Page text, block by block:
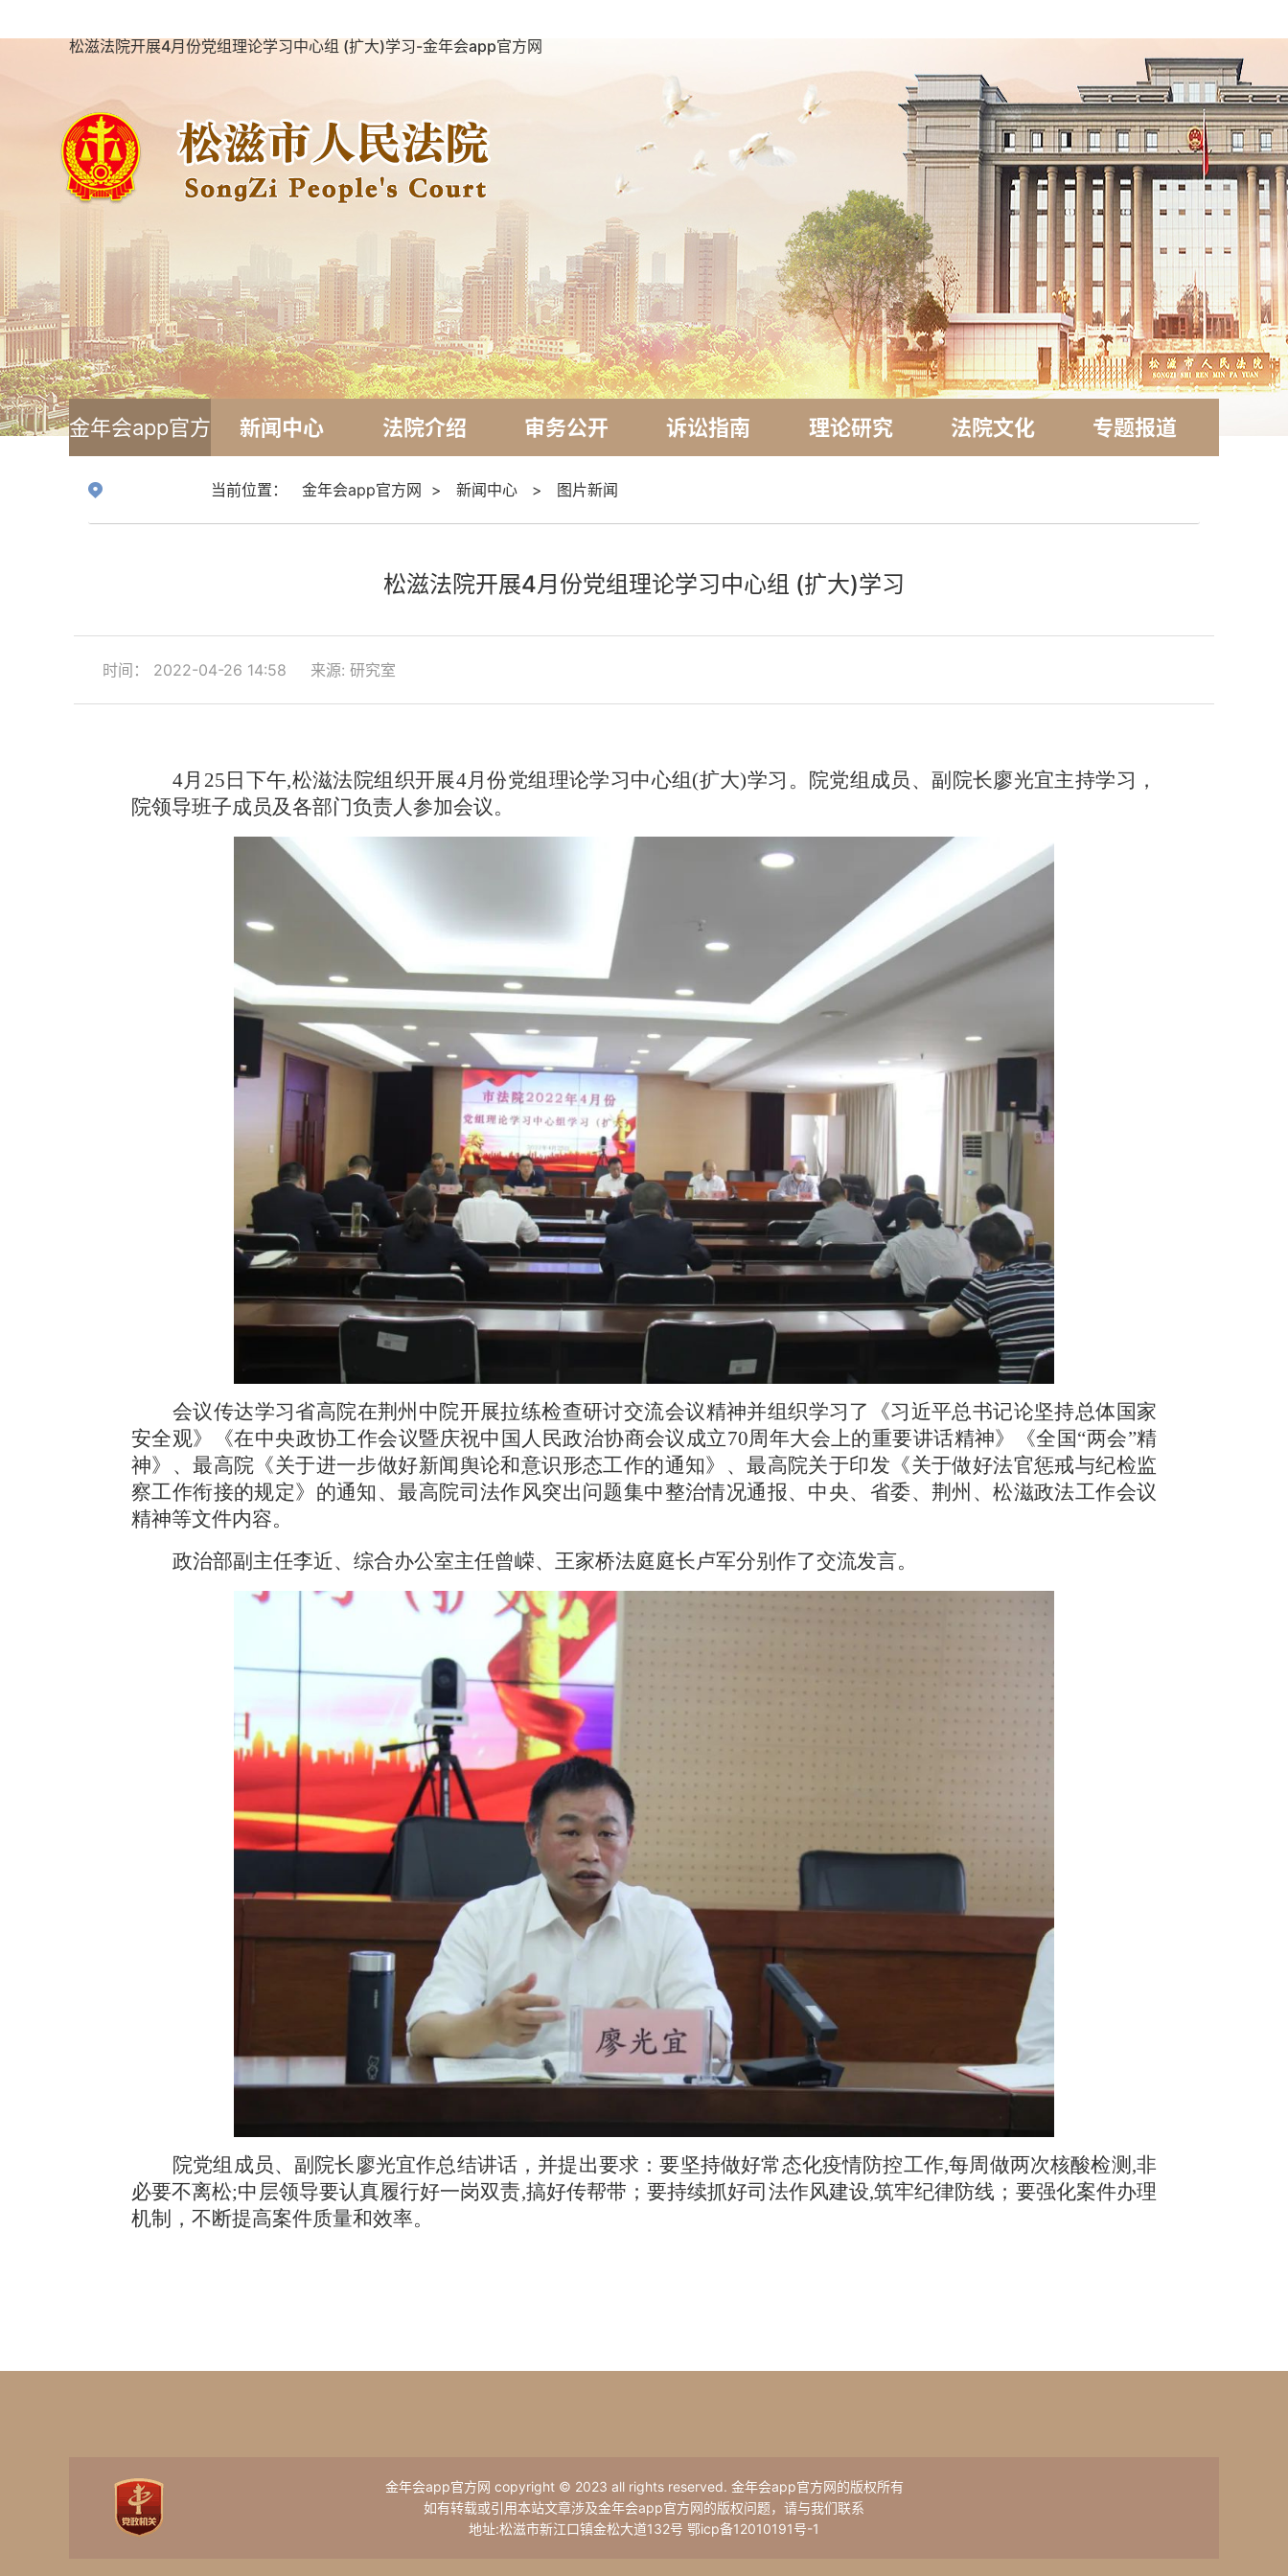
松滋法院开展4月份党组理论学习中心组 (扩大)学习-金年会app官方网
金年会app官方 新闻中心 法院介绍 审务公开 诉讼指南 理论研究 法院文化 专题报道
当前位置： 金年会app官方网 > 新闻中心 > 图片新闻
松滋法院开展4月份党组理论学习中心组 (扩大)学习
时间： 2022-04-26 14:58 来源: 研究室
4月25日下午,松滋法院组织开展4月份党组理论学习中心组(扩大)学习。院党组成员、副院长廖光宜主持学习，
院领导班子成员及各部门负责人参加会议。
会议传达学习省高院在荆州中院开展拉练检查研讨交流会议精神并组织学习了《习近平总书记论坚持总体国家
安全观》《在中央政协工作会议暨庆祝中国人民政治协商会议成立70周年大会上的重要讲话精神》《全国“两会”精
神》、最高院《关于进一步做好新闻舆论和意识形态工作的通知》、最高院关于印发《关于做好法官惩戒与纪检监
察工作衔接的规定》的通知、最高院司法作风突出问题集中整治情况通报、中央、省委、荆州、松滋政法工作会议
精神等文件内容。
政治部副主任李近、综合办公室主任曾嵘、王家桥法庭庭长卢军分别作了交流发言。
院党组成员、副院长廖光宜作总结讲话，并提出要求：要坚持做好常态化疫情防控工作,每周做两次核酸检测,非
必要不离松;中层领导要认真履行好一岗双责,搞好传帮带；要持续抓好司法作风建设,筑牢纪律防线；要强化案件办理
机制，不断提高案件质量和效率。
金年会app官方网 copyright © 2023 all rights reserved. 金年会app官方网的版权所有
如有转载或引用本站文章涉及金年会app官方网的版权问题，请与我们联系
地址:松滋市新江口镇金松大道132号 鄂icp备12010191号-1